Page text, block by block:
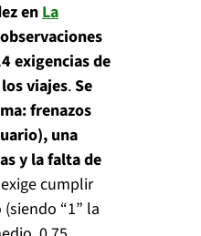
enLa
exigencias de
viajes.Se
frenazos
una
y la falta de
cumplir
“1” la